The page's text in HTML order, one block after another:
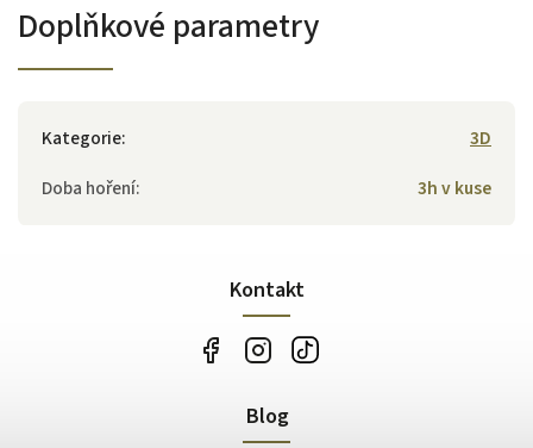
Doplňkové parametry
Kategorie:
3D
Doba hoření: 3h v kuse
Kontakt
Blog